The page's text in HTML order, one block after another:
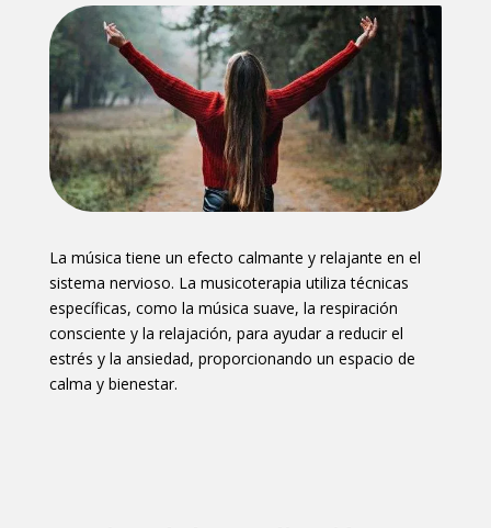
La música tiene un efecto calmante y relajante en el
sistema nervioso. La musicoterapia utiliza técnicas
específicas, como la música suave, la respiración
consciente y la relajación, para ayudar a reducir el
estrés y la ansiedad, proporcionando un espacio de
calma y bienestar.